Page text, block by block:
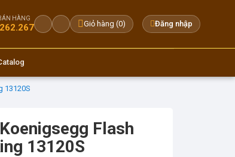
HÀNG
Giỏ hàng (0) Đăng nhập
13120S
Flash
13120S